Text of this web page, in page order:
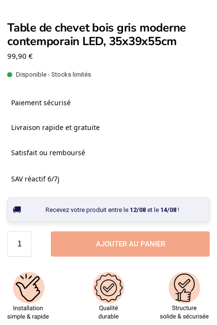
Table de chevet bois gris moderne
contemporain LED, 35x39x55cm
99,90 €
Disponible - Stocks limités
Paiement sécurisé
Livraison rapide et gratuite
Satisfait ou remboursé
SAV réactif 6/7j
Recevez votre produit entre le 12/08et le 14/08!
AJOUTER AU PANIER